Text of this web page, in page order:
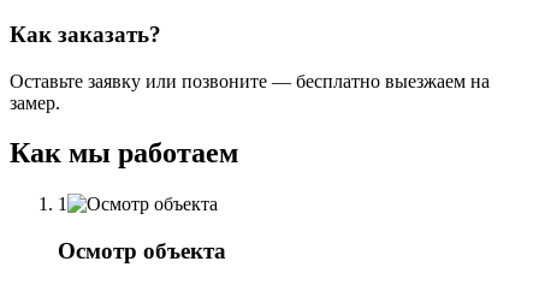
Как заказать?
Оставьте заявку или позвоните — бесплатно выезжаем на
замер.
Как мы работаем
1
Осмотр объекта